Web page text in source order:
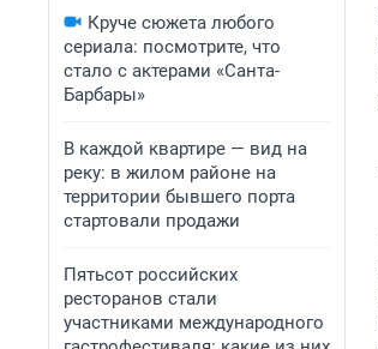
Круче сюжета любого
сериала: посмотрите, что
стало с актерами «Санта-
Барбары»
В каждой квартире — вид на
реку: в жилом районе на
территории бывшего порта
стартовали продажи
Пятьсот российских
ресторанов стали
участниками международного